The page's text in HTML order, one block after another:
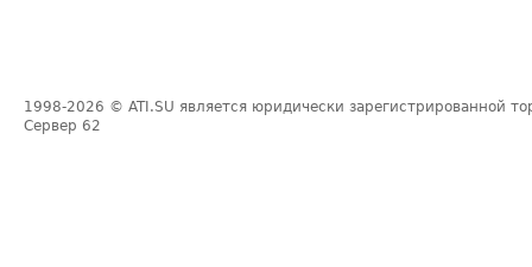
1998-2026 © ATI.SU является юридически зарегистрированной
Сервер 62